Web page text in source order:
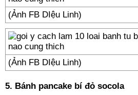
(Ảnh FB DIệu Linh)
(Ảnh FB DIệu Linh)
5. Bánh pancake bí đỏ socola